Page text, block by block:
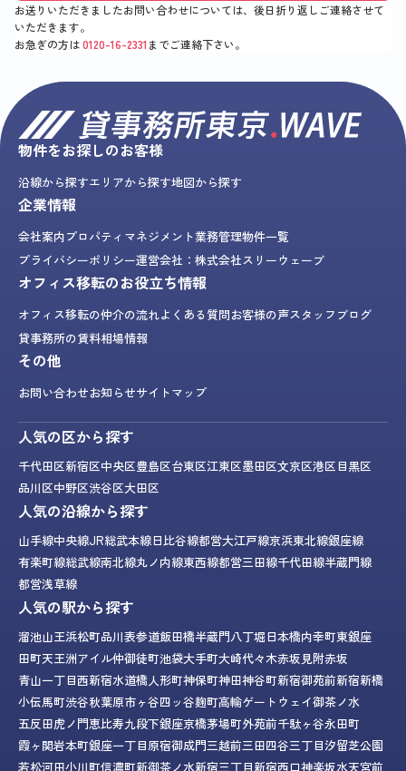
お送りいただきましたお問い合わせについては、後日折り返しご連絡させて
いただきます。
お急ぎの方は0120-16-2331 までご連絡下さい。
物件をお探しのお客様
沿線から探すエリアから探す地図から探す
企業情報
会社案内プロパティマネジメント業務管理物件一覧
プライバシーポリシー運営会社：株式会社スリーウェーブ
オフィス移転のお役立ち情報
オフィス移転の仲介の流れよくある質問お客様の声スタッフブログ
貸事務所の賃料相場情報
その他
お問い合わせお知らせサイトマップ
人気の区から探す
千代田区新宿区中央区豊島区台東区江東区墨田区文京区港区目黒区
品川区中野区渋谷区大田区
人気の沿線から探す
山手線中央線JR総武本線日比谷線都営大江戸線京浜東北線銀座線
有楽町線総武線南北線丸ノ内線東西線都営三田線千代田線半蔵門線
都営浅草線
人気の駅から探す
溜池山王浜松町品川表参道飯田橋半蔵門八丁堀日本橋内幸町東銀座
田町天王洲アイル仲御徒町池袋大手町大崎代々木赤坂見附赤坂
青山一丁目西新宿水道橋人形町神保町神田神谷町新宿御苑前新宿新橋
小伝馬町渋谷秋葉原市ヶ谷四ッ谷麹町高輪ゲートウェイ御茶ノ水
五反田虎ノ門恵比寿九段下銀座京橋茅場町外苑前千駄ヶ谷永田町
霞ヶ関岩本町銀座一丁目原宿御成門三越前三田四谷三丁目汐留芝公園
若松河田小川町信濃町新御茶ノ水新宿三丁目新宿西口神楽坂水天宮前